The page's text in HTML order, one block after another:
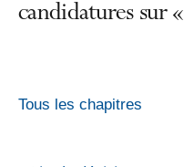
candidatures sur
Tous les chapitres